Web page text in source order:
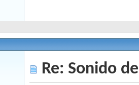
Re: Sonido